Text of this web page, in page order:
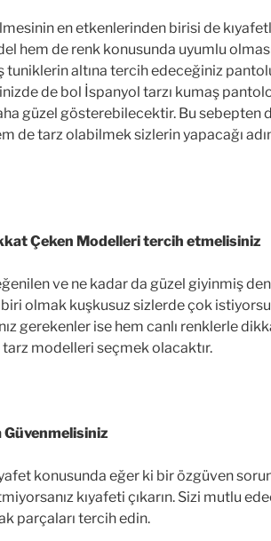
en etkenlerinden birisi de
hem de renk konusunda uyumlu
altına tercih edeceğiniz
de bol İspanyol tarzı kumaş
güzel gösterebilecektir. Bu sebepten
de tarz olabilmek sizlerin yapacağı
Çeken Modelleri tercih etmelisiniz
ve ne kadar da güzel giyinmiş
olmak kuşkusuz sizlerde çok
gerekenler ise hem canlı renklerle
modelleri seçmek olacaktır.
Güvenmelisiniz
konusunda eğer ki bir özgüven
kıyafeti çıkarın. Sizi mutlu
parçaları tercih edin.